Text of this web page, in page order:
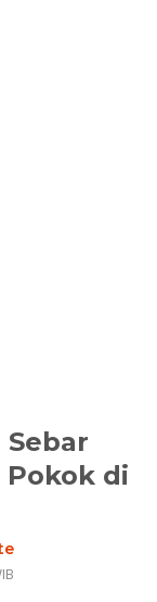
Pokok di